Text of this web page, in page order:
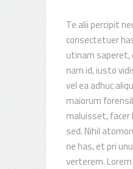
Te alii percipit
consectetuer
utinam
nam id, iusto
vel ea adhuc
maiorum
maluisset, facer
sed. Nihil
ne has, et pri
verterem.